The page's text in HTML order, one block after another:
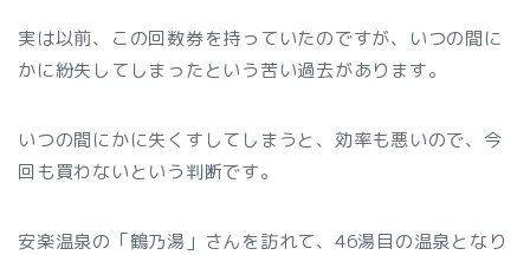
実は以前、この回数券を持っていたのですが、いつの間に
かに紛失してしまったという苦い過去があります。
いつの間にかに失くすしてしまうと、効率も悪いので、今
回も買わないという判断です。
安楽温泉の「鶴乃湯」さんを訪れて、46湯目の温泉となり